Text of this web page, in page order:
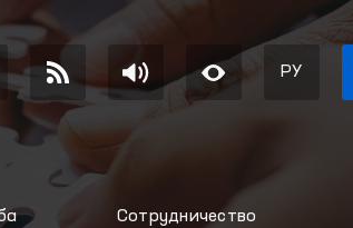
РУ
Сотрудничество